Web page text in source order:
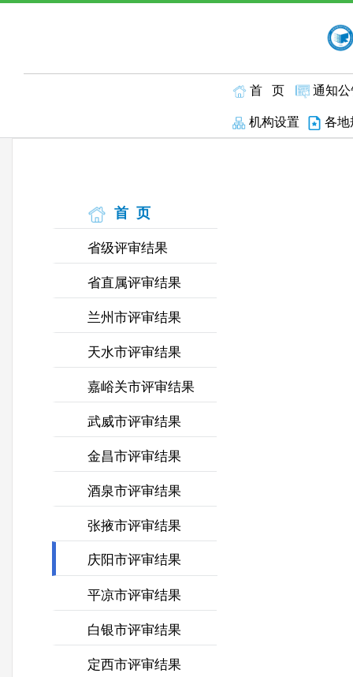
首 页
通知
机构设置
各
首 页
省级评审结果
省直属评审结果
兰州市评审结果
天水市评审结果
嘉峪关市评审结果
武威市评审结果
金昌市评审结果
酒泉市评审结果
张掖市评审结果
庆阳市评审结果
平凉市评审结果
白银市评审结果
定西市评审结果